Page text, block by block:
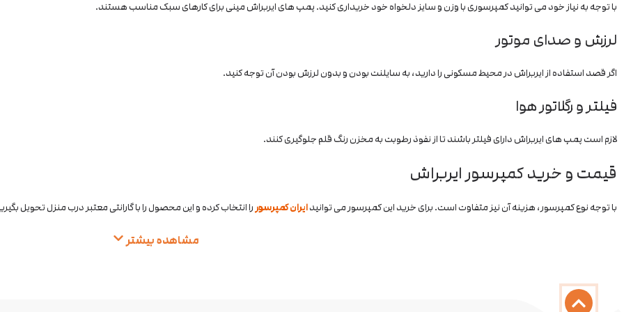
با توجه به نیاز خود می توانید کمپرسوری با وزن و سایز دلخواه خود خریداری کنید. پمپ های ایربراش مینی برای کارهای سبک مناسب هستند.
لرزش و صدای موتور
اگر قصد استفاده از ایربراش در محیط مسکونی را دارید، به سایلنت بودن و بدون لرزش بودن آن توجه کنید.
فیلتر و رگلاتور هوا
لازم است پمپ های ایربراش دارای فیلتر باشند تا از نفوذ رطوبت به مخزن رنگ قلم جلوگیری کنند.
قیمت و خرید کمپرسور ایربراش
با توجه نوع کمپرسور، هزینه آن نیز متفاوت است. برای خرید این کمپرسور می توانیدایران کمپرسوررا انتخاب کرده و این محصول را با گارانتی معتبر درب منزل تحویل
مشاهده بیشتر